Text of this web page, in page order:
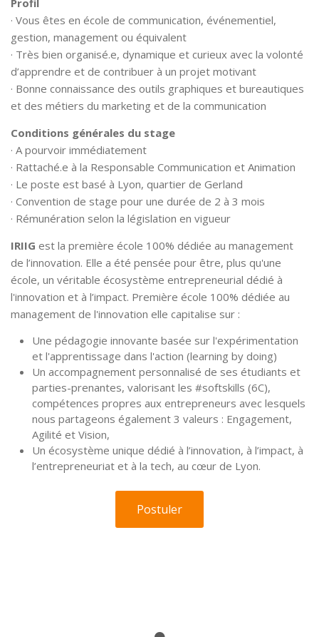
Profil
· Vous êtes en école de communication, événementiel,
gestion, management ou équivalent
· Très bien organisé.e, dynamique et curieux avec la volonté
d’apprendre et de contribuer à un projet motivant
· Bonne connaissance des outils graphiques et bureautiques
et des métiers du marketing et de la communication
Conditions générales du stage
· A pourvoir immédiatement
· Rattaché.e à la Responsable Communication et Animation
· Le poste est basé à Lyon, quartier de Gerland
· Convention de stage pour une durée de 2 à 3 mois
· Rémunération selon la législation en vigueur
IRIIG est la première école 100% dédiée au management
de l’innovation. Elle a été pensée pour être, plus qu'une
école, un véritable écosystème entrepreneurial dédié à
l'innovation et à l’impact. Première école 100% dédiée au
management de l'innovation elle capitalise sur :
Une pédagogie innovante basée sur l'expérimentation
et l'apprentissage dans l'action (learning by doing)
Un accompagnement personnalisé de ses étudiants et
parties-prenantes, valorisant les #softskills (6C),
compétences propres aux entrepreneurs avec lesquels
nous partageons également 3 valeurs : Engagement,
Agilité et Vision,
Un écosystème unique dédié à l’innovation, à l’impact, à
l’entrepreneuriat et à la tech, au cœur de Lyon.
Postuler